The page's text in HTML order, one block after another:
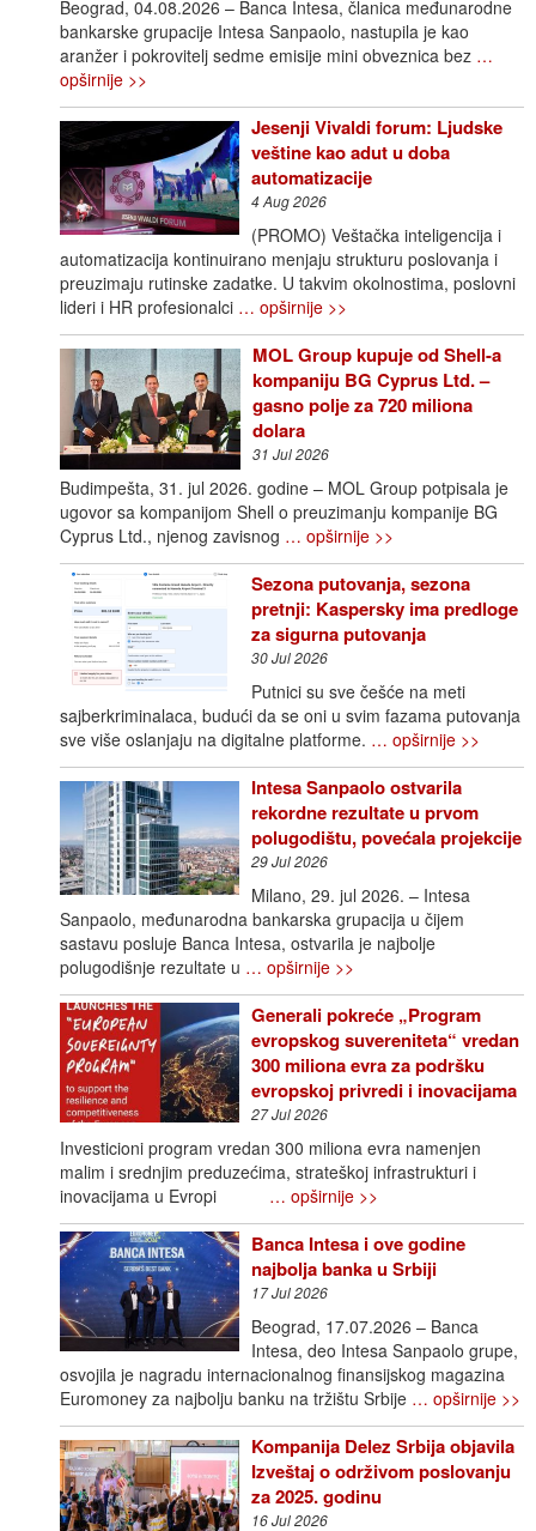
Beograd, 04.08.2026 – Banca Intesa, članica međunarodne
bankarske grupacije Intesa Sanpaolo, nastupila je kao
aranžer i pokrovitelj sedme emisije mini obveznica bez …
opširnije >>
Jesenji Vivaldi forum: Ljudske
veštine kao adut u doba
automatizacije
4 Aug 2026
(PROMO) Veštačka inteligencija i
automatizacija kontinuirano menjaju strukturu poslovanja i
preuzimaju rutinske zadatke. U takvim okolnostima, poslovni
lideri i HR profesionalci … opširnije >>
MOL Group kupuje od Shell-a
kompaniju BG Cyprus Ltd. –
gasno polje za 720 miliona
dolara
31 Jul 2026
Budimpešta, 31. jul 2026. godine – MOL Group potpisala je
ugovor sa kompanijom Shell o preuzimanju kompanije BG
Cyprus Ltd., njenog zavisnog … opširnije >>
Sezona putovanja, sezona
pretnji: Kaspersky ima predloge
za sigurna putovanja
30 Jul 2026
Putnici su sve češće na meti
sajberkriminalaca, budući da se oni u svim fazama putovanja
sve više oslanjaju na digitalne platforme. … opširnije >>
Intesa Sanpaolo ostvarila
rekordne rezultate u prvom
polugodištu, povećala projekcije
29 Jul 2026
Milano, 29. jul 2026. – Intesa
Sanpaolo, međunarodna bankarska grupacija u čijem
sastavu posluje Banca Intesa, ostvarila je najbolje
polugodišnje rezultate u … opširnije >>
Generali pokreće „Program
evropskog suvereniteta“ vredan
300 miliona evra za podršku
evropskoj privredi i inovacijama
27 Jul 2026
Investicioni program vredan 300 miliona evra namenjen
malim i srednjim preduzećima, strateškoj infrastrukturi i
inovacijama u Evropi … opširnije >>
Banca Intesa i ove godine
najbolja banka u Srbiji
17 Jul 2026
Beograd, 17.07.2026 – Banca
Intesa, deo Intesa Sanpaolo grupe,
osvojila je nagradu internacionalnog finansijskog magazina
Euromoney za najbolju banku na tržištu Srbije … opširnije >>
Kompanija Delez Srbija objavila
Izveštaj o održivom poslovanju
za 2025. godinu
16 Jul 2026